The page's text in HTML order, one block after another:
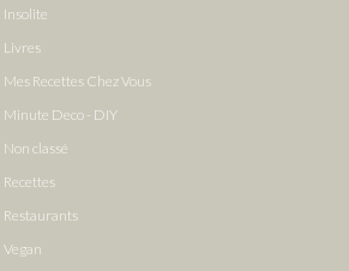
Insolite
Livres
Mes Recettes Chez Vous
Minute Deco - DIY
Non classé
Recettes
Restaurants
Vegan